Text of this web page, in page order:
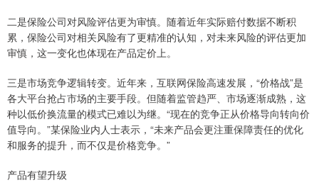
二是保险公司对风险评估更为审慎。随着近年实际赔付数据不断积
累，保险公司对相关风险有了更精准的认知，对未来风险的评估更加
审慎，这一变化也体现在产品定价上。
三是市场竞争逻辑转变。近年来，互联网保险高速发展，“价格战”是
各大平台抢占市场的主要手段。但随着监管趋严、市场逐渐成熟，这
种以低价换流量的模式已难以为继。“现在的竞争正从价格导向转向价
值导向。”某保险业内人士表示，“未来产品会更注重保障责任的优化
和服务的提升，而不仅是价格竞争。”
产品有望升级